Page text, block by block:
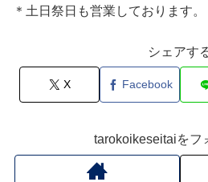
＊土日祭日も営業しております。
シェアす
X Facebook
tarokoikeseitaiをフ